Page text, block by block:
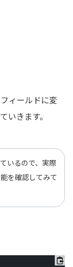
ィールドに変
いきます。
いるので、実際
を確認してみて